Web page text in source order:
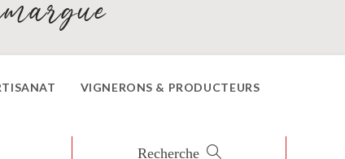
VIGNERONS & PRODUCTEURS